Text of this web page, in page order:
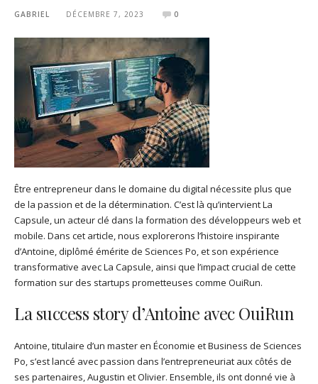
GABRIEL DÉCEMBRE 7, 2023 0
Être entrepreneur dans le domaine du digital nécessite plus que
de la passion et de la détermination. C’est là qu’intervient La
Capsule, un acteur clé dans la formation des développeurs web et
mobile. Dans cet article, nous explorerons l’histoire inspirante
d’Antoine, diplômé émérite de Sciences Po, et son expérience
transformative avec La Capsule, ainsi que l’impact crucial de cette
formation sur des startups prometteuses comme OuiRun.
La success story d’Antoine avec OuiRun
Antoine, titulaire d’un master en Économie et Business de Sciences
Po, s’est lancé avec passion dans l’entrepreneuriat aux côtés de
ses partenaires, Augustin et Olivier. Ensemble, ils ont donné vie à